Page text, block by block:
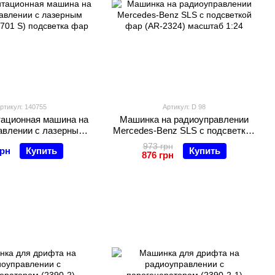
140755
машина на
с лазерным
S) подсветка фар
Купить
Артикул: D 98
Машинка на радиоуправлении
Mercedes-Benz SLS с подсветкой
фар (AR-2324) масштаб 1:24
973 грн
876 грн Купить